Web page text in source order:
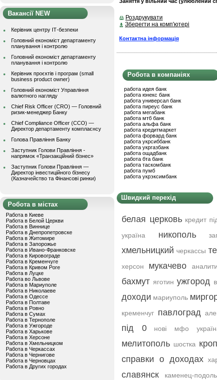
Вакансії NEW
Керівник центру ІТ-безпеки
Головний економіст департаменту
планування і контролю
Головний економіст департаменту
планування і контролю
Керівник проєктів і програм (small
business product owner)
Головний економіст Управління
валютного нагляду
Chief Risk Officer (CRO) — Головний
ризик-менеджер Банку
Chief Compliance Officer (CCO) —
Директор департаменту комплаєнсу
Голова Правління Банку
Заступник Голови Правління -
напрямок «Транзакційний бізнес»
Заступник Голови Правління —
Директор інвестиційного бізнесу
(Казначейство та Фінансові ринки)
Робота в містах
Работа в Киеве
Работа в Белой Церкви
Работа в Виннице
Работа в Днепропетровске
Работа в Житомире
Работа в Запорожье
Работа в Ивано-Франковске
Работа в Кировограде
Работа в Кременчуге
Работа в Кривом Роге
Работа в Луцке
Работа во Львове
Работа в Мариуполе
Работа в Николаеве
Работа в Одессе
Работа в Полтаве
Работа в Ровно
Работа в Сумах
Работа в Тернополе
Работа в Ужгороде
Работа в Харькове
Работа в Херсоне
Работа в Хмельницком
Работа в Черкассах
Работа в Чернигове
Работа в Черновцах
Работа в Других городах
Роздрукувати
Зберегти на комп'ютері
Контактна інформація
Робота в компаніях
работа идея банк
работа юнекс банк
работа универсал банк
работа пиреус банк
работа мегабанк
работа мтб банк
работа альфа банк
работа кредитмаркет
работа форвард банк
работа укрсиббанк
работа укргазбанк
работа ощадбанк
работа бта банк
работа таскомбанк
работа пумб
работа укрэксимбанк
Швидкий перехід
белая церковь кредит
україна
никополь
хмельницкий черкассы
херсон мукачево
бахмут яготин ужгород
доходи мариуполь
кременчуг павлоград
під 0 нові мфо
мелитополь шостка
справки о доходах
славянск
каменец-